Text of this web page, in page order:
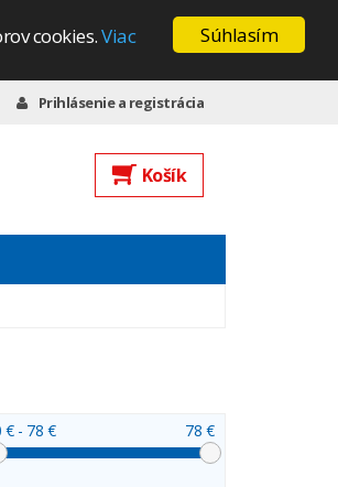
Súhlasím
cookies.Viac
Prihlásenie a registrácia
Košík
€- 78 € 78 €